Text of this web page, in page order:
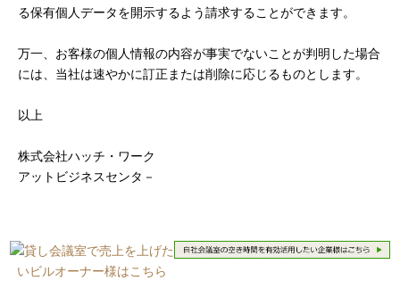
る保有個人データを開示するよう請求することができます。
万一、お客様の個人情報の内容が事実でないことが判明した場合
には、当社は速やかに訂正または削除に応じるものとします。
以上
株式会社ハッチ・ワーク
アットビジネスセンタ－